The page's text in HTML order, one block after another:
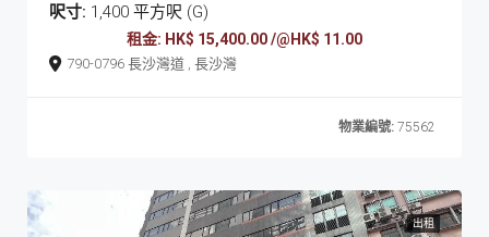
呎寸: 1,400 平方呎 (G)
租金: HK$ 15,400.00 /@HK$ 11.00
790-0796 長沙灣道 , 長沙灣
物業編號: 75562
出租